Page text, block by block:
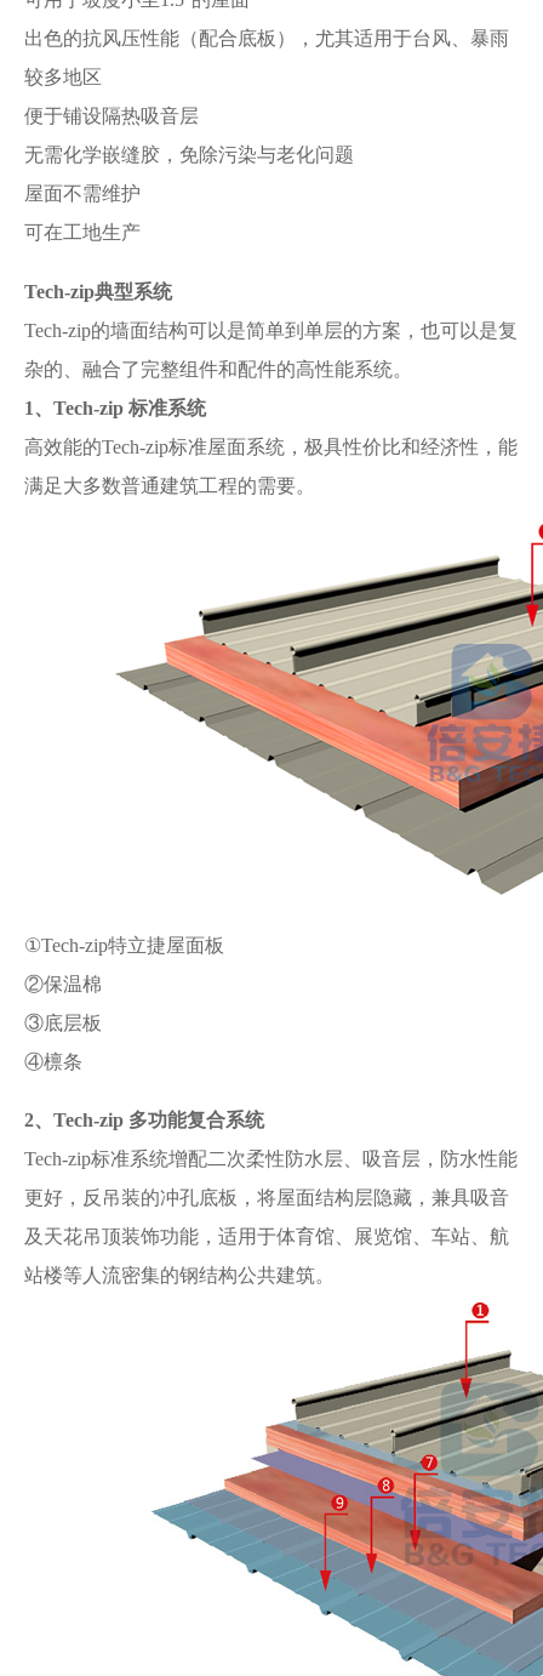
出色的抗风压性能（配合底板），尤其适用于台风、暴雨
较多地区
便于铺设隔热吸音层
无需化学嵌缝胶，免除污染与老化问题
屋面不需维护
可在工地生产
Tech-zip典型系统
Tech-zip的墙面结构可以是简单到单层的方案，也可以是复
杂的、融合了完整组件和配件的高性能系统。
1、Tech-zip 标准系统
高效能的Tech-zip标准屋面系统，极具性价比和经济性，能
满足大多数普通建筑工程的需要。
①Tech-zip特立捷屋面板
②保温棉
③底层板
④檩条
2、Tech-zip 多功能复合系统
Tech-zip标准系统增配二次柔性防水层、吸音层，防水性能
更好，反吊装的冲孔底板，将屋面结构层隐藏，兼具吸音
及天花吊顶装饰功能，适用于体育馆、展览馆、车站、航
站楼等人流密集的钢结构公共建筑。